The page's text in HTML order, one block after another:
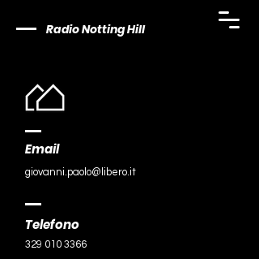
Radio Notting Hill
Email
giovanni.paolo@libero.it
Telefono
329 010 3366